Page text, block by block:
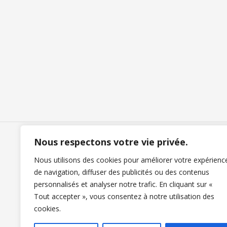
Nous respectons votre vie privée.
Nous utilisons des cookies pour améliorer votre
de navigation, diffuser des publicités ou des contenus
personnalisés et analyser notre trafic. En cliquant sur «
Tout accepter », vous consentez à notre utilisation des
cookies.
Nous contacter